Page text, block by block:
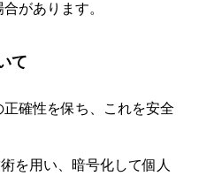
があります。
て
確性を保ち、これを安全
を用い、暗号化して個人